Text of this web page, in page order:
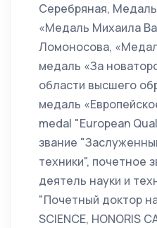
Серебряная,
«Медаль Михаила
Ломоносова,
медаль «За
области высшего
медаль
medal "European
звание
техники", почетное
деятель науки и
"Почетный доктор
SCIENCE, HONORIS